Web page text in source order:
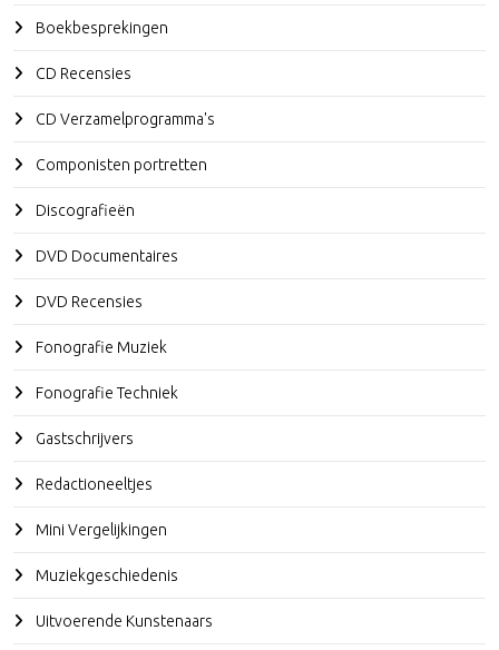
Boekbesprekingen
CD Recensies
CD Verzamelprogramma's
Componisten portretten
Discografieën
DVD Documentaires
DVD Recensies
Fonografie Muziek
Fonografie Techniek
Gastschrijvers
Redactioneeltjes
Mini Vergelijkingen
Muziekgeschiedenis
Uitvoerende Kunstenaars